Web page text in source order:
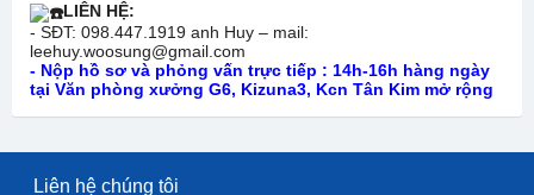
LIÊN HỆ:
- SĐT: 098.447.1919 anh Huy – mail:
leehuy.woosung@gmail.com
- Nộp hồ sơ và phỏng vấn trực tiếp : 14h-16h hàng ngày
tại Văn phòng xưởng G6, Kizuna3, Kcn Tân Kim mở rộng
Liên hệ chúng tôi